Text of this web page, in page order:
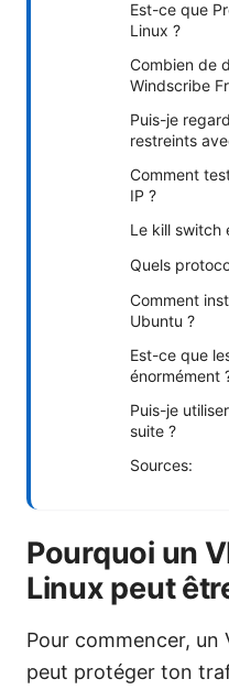
Est-ce que
Linux ?
Combien de
Windscribe
Puis-je
restreints
Comment
IP ?
Le kill switch
Quels
Comment
Ubuntu ?
Est-ce que
énormément
Puis-je
suite ?
Sources:
Pourquoi un
Linux peut
Pour commencer, un
peut protéger ton